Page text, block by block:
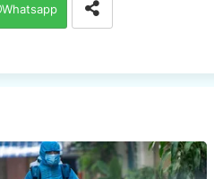
Whatsapp